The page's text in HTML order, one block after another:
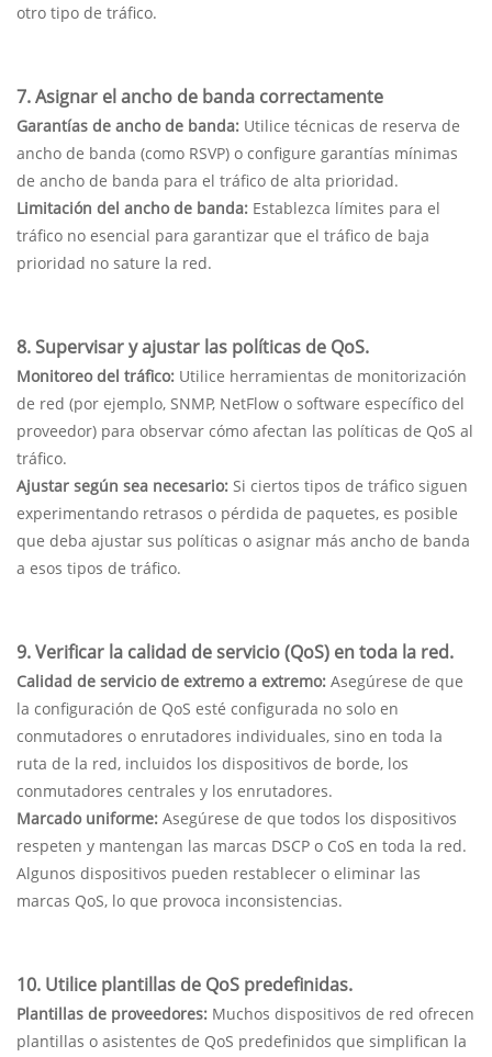
otro tipo de tráfico.
7. Asignar el ancho de banda correctamente
Garantías de ancho de banda: Utilice técnicas de reserva de
ancho de banda (como RSVP) o configure garantías mínimas
de ancho de banda para el tráfico de alta prioridad.
Limitación del ancho de banda: Establezca límites para el
tráfico no esencial para garantizar que el tráfico de baja
prioridad no sature la red.
8. Supervisar y ajustar las políticas de QoS.
Monitoreo del tráfico: Utilice herramientas de monitorización
de red (por ejemplo, SNMP, NetFlow o software específico del
proveedor) para observar cómo afectan las políticas de QoS al
tráfico.
Ajustar según sea necesario: Si ciertos tipos de tráfico siguen
experimentando retrasos o pérdida de paquetes, es posible
que deba ajustar sus políticas o asignar más ancho de banda
a esos tipos de tráfico.
9. Verificar la calidad de servicio (QoS) en toda la red.
Calidad de servicio de extremo a extremo: Asegúrese de que
la configuración de QoS esté configurada no solo en
conmutadores o enrutadores individuales, sino en toda la
ruta de la red, incluidos los dispositivos de borde, los
conmutadores centrales y los enrutadores.
Marcado uniforme: Asegúrese de que todos los dispositivos
respeten y mantengan las marcas DSCP o CoS en toda la red.
Algunos dispositivos pueden restablecer o eliminar las
marcas QoS, lo que provoca inconsistencias.
10. Utilice plantillas de QoS predefinidas.
Plantillas de proveedores: Muchos dispositivos de red ofrecen
plantillas o asistentes de QoS predefinidos que simplifican la